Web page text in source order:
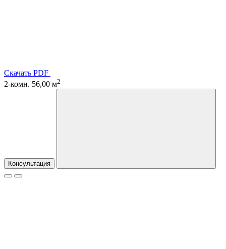
Скачать PDF
2-комн. 56,00 м2
Консультация